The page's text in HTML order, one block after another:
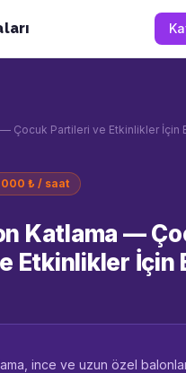
Çocuk Partileri ve Etkinlikler İçin
₺ / saat
Katlama —
Etkinlikler İçin
ince ve uzun özel